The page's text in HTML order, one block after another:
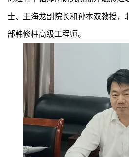
士、王海龙副院长和孙本双教授，
部韩修柱高级工程师。